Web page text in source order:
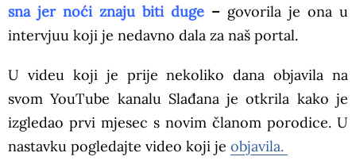
sna jer noći znaju biti duge – govorila je ona u
intervjuu koji je nedavno dala za naš portal.
U videu koji je prije nekoliko dana objavila na
svom YouTube kanalu Slađana je otkrila kako je
izgledao prvi mjesec s novim članom porodice. U
nastavku pogledajte video koji je objavila.